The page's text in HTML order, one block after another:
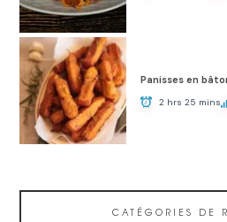
Panisses en
2 hrs 25 mins
CATÉGORIES DE